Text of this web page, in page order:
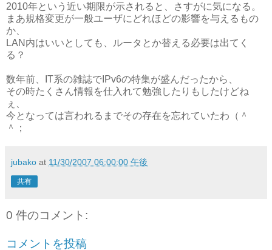
2010年という近い期限が示されると、さすがに気になる。
まあ規格変更が一般ユーザにどれほどの影響を与えるもの
か、
LAN内はいいとしても、ルータとか替える必要は出てく
る？
数年前、IT系の雑誌でIPv6の特集が盛んだったから、
その時たくさん情報を仕入れて勉強したりもしたけどね
ぇ、
今となっては言われるまでその存在を忘れていたわ（＾
＾；
jubako at 11/30/2007 06:00:00 午後
共有
0 件のコメント:
コメントを投稿